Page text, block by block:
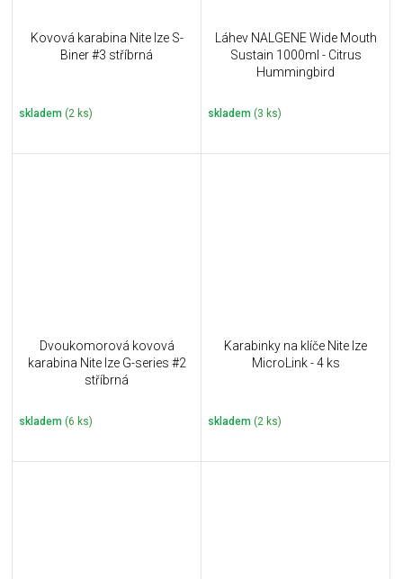
Kovová karabina Nite Ize S-
Biner #3 stříbrná
skladem (2 ks)
Láhev NALGENE Wide Mouth
Sustain 1000ml - Citrus
Hummingbird
skladem (3 ks)
Dvoukomorová kovová
karabina Nite Ize G-series #2
stříbrná
skladem (6 ks)
Karabinky na klíče Nite Ize
MicroLink - 4 ks
skladem (2 ks)